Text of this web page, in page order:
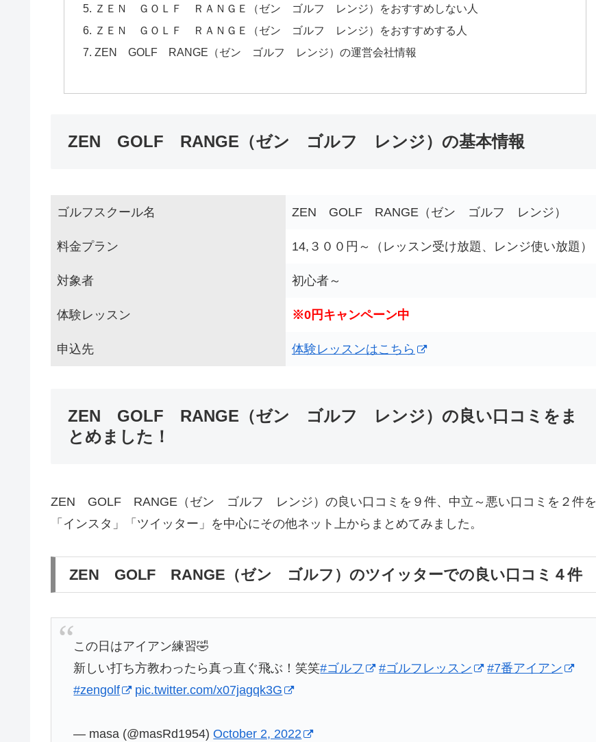
ＺＥＮ ＧＯＬＦ ＲＡＮＧＥ（ゼン ゴルフ レンジ）をおすすめしない人
ＺＥＮ ＧＯＬＦ ＲＡＮＧＥ（ゼン ゴルフ レンジ）をおすすめする人
ZEN GOLF RANGE（ゼン ゴルフ レンジ）の運営会社情報
ZEN GOLF RANGE（ゼン ゴルフ レンジ）の基本情報
ゴルフスクール名 ZEN GOLF RANGE（ゼン ゴルフ レンジ）
料金プラン 14,３００円～（レッスン受け放題、レンジ使い放題）
対象者 初心者～
体験レッスン ※0円キャンペーン中
申込先 体験レッスンはこちら
ZEN GOLF RANGE（ゼン ゴルフ レンジ）の良い口コミをま
とめました！
ZEN GOLF RANGE（ゼン ゴルフ レンジ）の良い口コミを９件、中立～悪い口コミを２件を
「インスタ」「ツイッター」を中心にその他ネット上からまとめてみました。
ZEN GOLF RANGE（ゼン ゴルフ）のツイッターでの良い口コミ４件
この日はアイアン練習🤣
新しい打ち方教わったら真っ直ぐ飛ぶ！笑笑#ゴルフ #ゴルフレッスン
#7番アイアン
#zengolf
pic.twitter.com/x07jagqk3G
— masa (@masRd1954)October 2, 2022